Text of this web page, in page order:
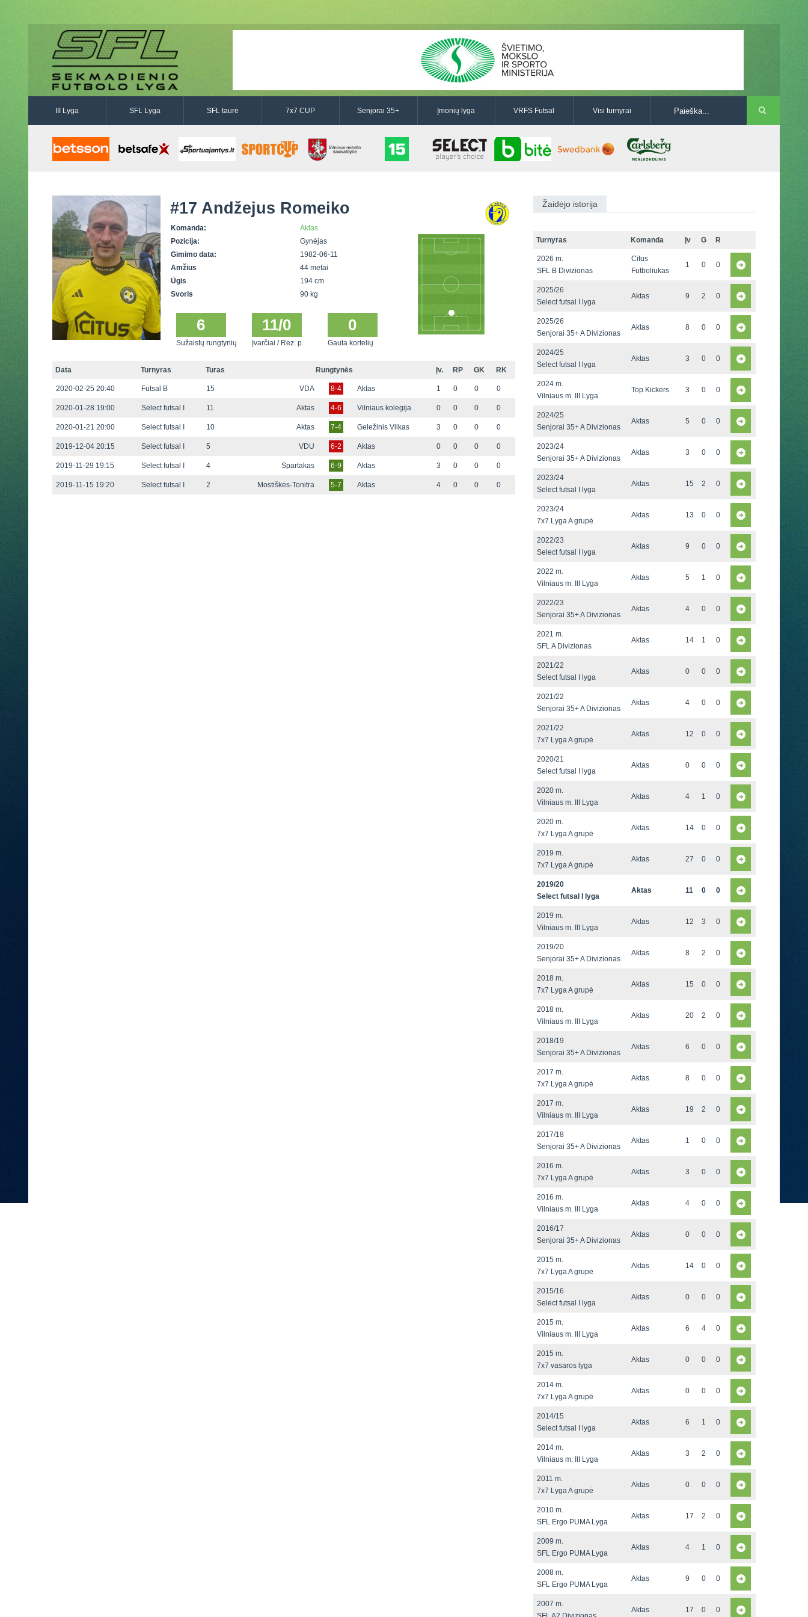
III Lyga SFL Lyga SFL taurė 7x7 CUP Senjorai 35+ Įmonių lyga VRFS Futsal Visi turnyrai
#17 Andžejus Romeiko
Komanda:
Aktas
Pozicija:
Gynėjas
Gimimo data:
1982-06-11
Amžius
44 metai
Ūgis
194 cm
Svoris
90 kg
6
Sužaistų rungtynių
11/0
Įvarčiai / Rez. p.
0
Gauta kortelių
Data Turnyras Turas Rungtynės Įv. RP GK RK
2020-02-25 20:40 Futsal B 15 VDA 8-4 Aktas 1 0 0 0
2020-01-28 19:00 Select futsal I 11 Aktas 4-6 Vilniaus kolegija 0 0 0 0
2020-01-21 20:00 Select futsal I 10 Aktas 7-4 Geležinis Vilkas 3 0 0 0
2019-12-04 20:15 Select futsal I 5 VDU 6-2 Aktas 0 0 0 0
2019-11-29 19:15 Select futsal I 4 Spartakas 6-9 Aktas 3 0 0 0
2019-11-15 19:20 Select futsal I 2 Mostiškės-Tonitra 5-7 Aktas 4 0 0 0
Žaidėjo istorija
Turnyras Komanda Įv G R
2026 m.
SFL B Divizionas
Citus
Futboliukas
1 0 0
2025/26
Select futsal I lyga
Aktas 9 2 0
2025/26
Senjorai 35+ A Divizionas
Aktas 8 0 0
2024/25
Select futsal I lyga
Aktas 3 0 0
2024 m.
Vilniaus m. III Lyga
Top Kickers 3 0 0
2024/25
Senjorai 35+ A Divizionas
Aktas 5 0 0
2023/24
Senjorai 35+ A Divizionas
Aktas 3 0 0
2023/24
Select futsal I lyga
Aktas 15 2 0
2023/24
7x7 Lyga A grupė
Aktas 13 0 0
2022/23
Select futsal I lyga
Aktas 9 0 0
2022 m.
Vilniaus m. III Lyga
Aktas 5 1 0
2022/23
Senjorai 35+ A Divizionas
Aktas 4 0 0
2021 m.
SFL A Divizionas
Aktas 14 1 0
2021/22
Select futsal I lyga
Aktas 0 0 0
2021/22
Senjorai 35+ A Divizionas
Aktas 4 0 0
2021/22
7x7 Lyga A grupė
Aktas 12 0 0
2020/21
Select futsal I lyga
Aktas 0 0 0
2020 m.
Vilniaus m. III Lyga
Aktas 4 1 0
2020 m.
7x7 Lyga A grupė
Aktas 14 0 0
2019 m.
7x7 Lyga A grupė
Aktas 27 0 0
2019/20
Select futsal I lyga
Aktas 11 0 0
2019 m.
Vilniaus m. III Lyga
Aktas 12 3 0
2019/20
Senjorai 35+ A Divizionas
Aktas 8 2 0
2018 m.
7x7 Lyga A grupė
Aktas 15 0 0
2018 m.
Vilniaus m. III Lyga
Aktas 20 2 0
2018/19
Senjorai 35+ A Divizionas
Aktas 6 0 0
2017 m.
7x7 Lyga A grupė
Aktas 8 0 0
2017 m.
Vilniaus m. III Lyga
Aktas 19 2 0
2017/18
Senjorai 35+ A Divizionas
Aktas 1 0 0
2016 m.
7x7 Lyga A grupė
Aktas 3 0 0
2016 m.
Vilniaus m. III Lyga
Aktas 4 0 0
2016/17
Senjorai 35+ A Divizionas
Aktas 0 0 0
2015 m.
7x7 Lyga A grupė
Aktas 14 0 0
2015/16
Select futsal I lyga
Aktas 0 0 0
2015 m.
Vilniaus m. III Lyga
Aktas 6 4 0
2015 m.
7x7 vasaros lyga
Aktas 0 0 0
2014 m.
7x7 Lyga A grupė
Aktas 0 0 0
2014/15
Select futsal I lyga
Aktas 6 1 0
2014 m.
Vilniaus m. III Lyga
Aktas 3 2 0
2011 m.
7x7 Lyga A grupė
Aktas 0 0 0
2010 m.
SFL Ergo PUMA Lyga
Aktas 17 2 0
2009 m.
SFL Ergo PUMA Lyga
Aktas 4 1 0
2008 m.
SFL Ergo PUMA Lyga
Aktas 9 0 0
2007 m.
Aktas 17 0 0